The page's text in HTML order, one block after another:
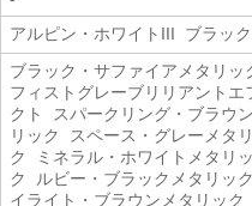
アルピン・ホワイトIII ブラッ
ブラック・サファイアメタリ
フィストグレーブリリアントエ
クト スパークリング・ブラウ
リック スペース・グレーメタ
ク ミネラル・ホワイトメタリ
ク ルビー・ブラックメタリッ
イライト・ブラウンメタリッ